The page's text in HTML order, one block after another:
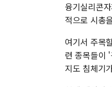
융기실리콘
적으로 시총
여기서 주목
련 종목들이
지도 침체기